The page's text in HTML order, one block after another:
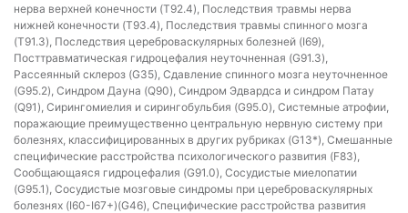
нерва верхней конечности (T92.4), Последствия травмы нерва
нижней конечности (T93.4), Последствия травмы спинного мозга
(T91.3), Последствия цереброваскулярных болезней (I69),
Посттравматическая гидроцефалия неуточненная (G91.3),
Рассеянный склероз (G35), Сдавление спинного мозга неуточненное
(G95.2), Синдром Дауна (Q90), Синдром Эдвардса и синдром Патау
(Q91), Сирингомиелия и сирингобульбия (G95.0), Системные атрофии,
поражающие преимущественно центральную нервную систему при
болезнях, классифицированных в других рубриках (G13*), Смешанные
специфические расстройства психологического развития (F83),
Сообщающаяся гидроцефалия (G91.0), Сосудистые миелопатии
(G95.1), Сосудистые мозговые синдромы при цереброваскулярных
болезнях (I60-I67+)(G46), Специфические расстройства развития